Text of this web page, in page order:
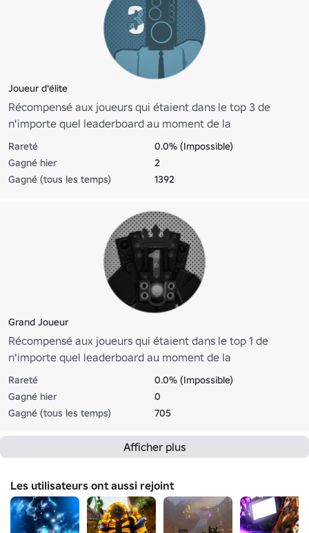
Joueur d'élite
Récompensé aux joueurs qui étaient dans le top 3 de
n'importe quel leaderboard au moment de la
réinitialisation. Remplace le badge Top 10. Donne du texte
violet et une icône de chat [📀].
Rareté
0.0% (Impossible)
Gagné hier
2
Gagné (tous les temps)
1392
Grand Joueur
Récompensé aux joueurs qui étaient dans le top 1 de
n'importe quel leaderboard au moment de la
réinitialisation. Remplace les 3 premiers et les 10 premiers
badges. Donne du texte rouge, une icône VIP GRATUITE et
une icône de chat [👑]. Donne 5x la vitesse de jeu.
Rareté
0.0% (Impossible)
Gagné hier
0
Gagné (tous les temps)
705
Afficher plus
Les utilisateurs ont aussi rejoint